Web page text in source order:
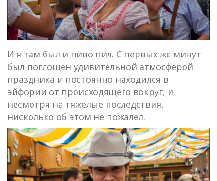
И я там был и пиво пил. С первых же минут
был поглощен удивительной атмосферой
праздника и постоянно находился в
эйфории от происходящего вокруг, и
несмотря на тяжелые последствия,
нисколько об этом не пожалел.